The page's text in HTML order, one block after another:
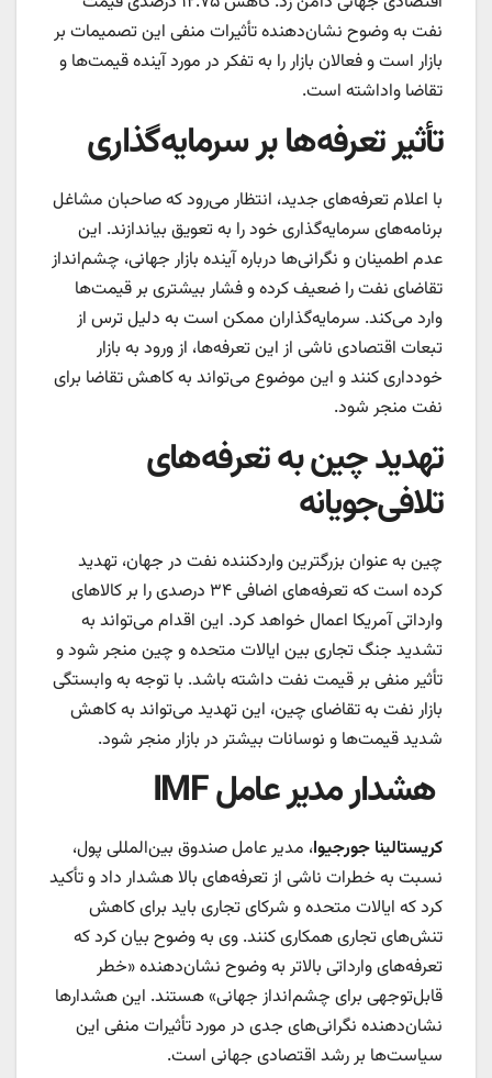
نفت به وضوح نشان‌دهنده تأثیرات منفی این تصمیمات بر
بازار است و فعالان بازار را به تفکر در مورد آینده قیمت‌ها و
تقاضا واداشته است.
تأثیر تعرفه‌ها بر سرمایه‌گذاری
با اعلام تعرفه‌های جدید، انتظار می‌رود که صاحبان مشاغل
برنامه‌های سرمایه‌گذاری خود را به تعویق بیاندازند. این
عدم اطمینان و نگرانی‌ها درباره آینده بازار جهانی، چشم‌انداز
تقاضای نفت را ضعیف کرده و فشار بیشتری بر قیمت‌ها
وارد می‌کند. سرمایه‌گذاران ممکن است به دلیل ترس از
تبعات اقتصادی ناشی از این تعرفه‌ها، از ورود به بازار
خودداری کنند و این موضوع می‌تواند به کاهش تقاضا برای
نفت منجر شود.
تهدید چین به تعرفه‌های
تلافی‌جویانه
چین به عنوان بزرگترین واردکننده نفت در جهان، تهدید
کرده است که تعرفه‌های اضافی ۳۴ درصدی را بر کالاهای
وارداتی آمریکا اعمال خواهد کرد. این اقدام می‌تواند به
تشدید جنگ تجاری بین ایالات متحده و چین منجر شود و
تأثیر منفی بر قیمت نفت داشته باشد. با توجه به وابستگی
بازار نفت به تقاضای چین، این تهدید می‌تواند به کاهش
شدید قیمت‌ها و نوسانات بیشتر در بازار منجر شود.
هشدار مدیر عامل IMF
کریستالینا جورجیوا، مدیر عامل صندوق بین‌المللی پول،
نسبت به خطرات ناشی از تعرفه‌های بالا هشدار داد و تأکید
کرد که ایالات متحده و شرکای تجاری باید برای کاهش
تنش‌های تجاری همکاری کنند. وی به وضوح بیان کرد که
تعرفه‌های وارداتی بالاتر به وضوح نشان‌دهنده «خطر
قابل‌توجهی برای چشم‌انداز جهانی» هستند. این هشدارها
نشان‌دهنده نگرانی‌های جدی در مورد تأثیرات منفی این
سیاست‌ها بر رشد اقتصادی جهانی است.